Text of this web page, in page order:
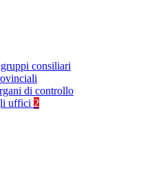
consiliari
di controllo
uffici 2